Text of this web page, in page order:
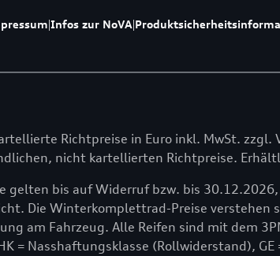
|Infos zur NoVA|
Richtpreise in Euro inkl. MwSt.
nicht kartellierten Richtpreise.
gelten bis auf Widerruf bzw. bis
Die Winterkomplettrad-Preise
am Fahrzeug. Alle Reifen sind mit dem
= Nasshaftungsklasse (Rollwiderstand),